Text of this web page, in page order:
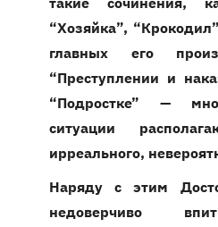
“Хозяйка”,
главных его
“Преступлении и
“Подростке” —
ситуации
ирреального,
Наряду с этим
недоверчиво